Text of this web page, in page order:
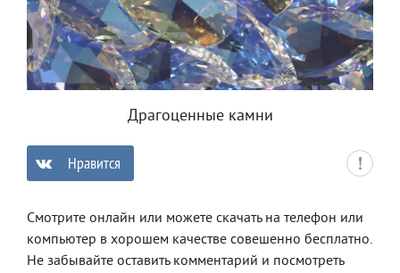
Драгоценные камни
Нравится
Смотрите онлайн или можете скачать на телефон или
компьютер в хорошем качестве совешенно бесплатно.
Не забывайте оставить комментарий и посмотреть